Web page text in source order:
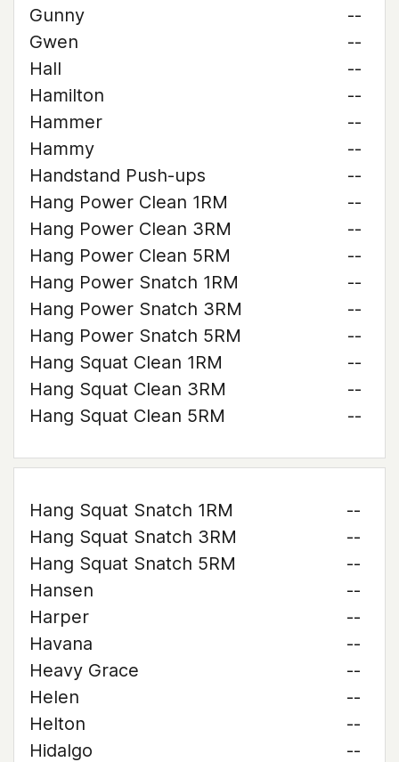
Gunny
--
Gwen
--
Hall
--
Hamilton
--
Hammer
--
Hammy
--
Handstand Push-ups
--
Hang Power Clean 1RM
--
Hang Power Clean 3RM
--
Hang Power Clean 5RM
--
Hang Power Snatch 1RM
--
Hang Power Snatch 3RM
--
Hang Power Snatch 5RM
--
Hang Squat Clean 1RM
--
Hang Squat Clean 3RM
--
Hang Squat Clean 5RM
--
Hang Squat Snatch 1RM
--
Hang Squat Snatch 3RM
--
Hang Squat Snatch 5RM
--
Hansen
--
Harper
--
Havana
--
Heavy Grace
--
Helen
--
Helton
--
Hidalgo
--